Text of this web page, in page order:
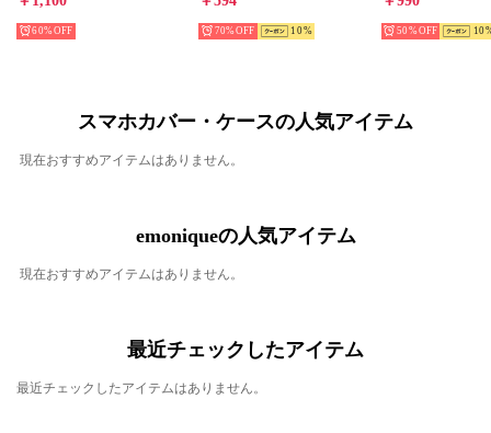
60% 70% 10 50% 10
スマホカバー・ケースの人気アイテム
現在おすすめアイテムはありません。
emoniqueの人気アイテム
現在おすすめアイテムはありません。
最近チェックしたアイテム
最近チェックしたアイテムはありません。